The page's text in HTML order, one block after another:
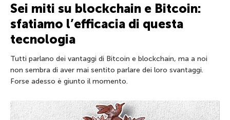
Sei miti su blockchain e Bitcoin:
sfatiamo l’efficacia di questa
tecnologia
Tutti parlano dei vantaggi di Bitcoin e blockchain, ma a noi
non sembra di aver mai sentito parlare dei loro svantaggi.
Forse adesso è giunto il momento.